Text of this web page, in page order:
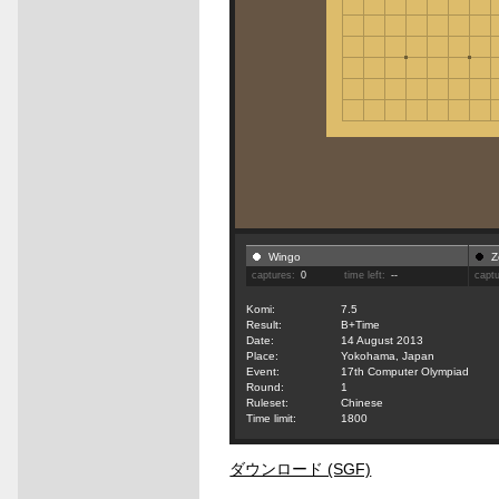
Wingo
captures: 0 time left: --
Komi:
7.5
Result:
B+Time
Date:
14 August 2013
Place:
Yokohama, Japan
Event:
17th Computer Olympiad
Round:
1
Ruleset:
Chinese
Time limit:
1800
ダウンロード (SGF)